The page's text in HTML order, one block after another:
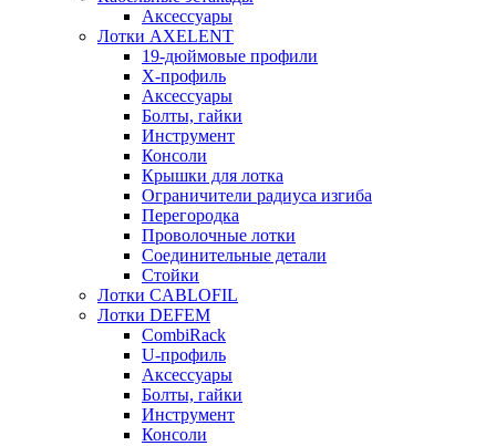
Аксессуары
Лотки AXELENT
19-дюймовые профили
X-профиль
Аксессуары
Болты, гайки
Инструмент
Консоли
Крышки для лотка
Ограничители радиуса изгиба
Перегородка
Проволочные лотки
Соединительные детали
Стойки
Лотки CABLOFIL
Лотки DEFEM
CombiRack
U-профиль
Аксессуары
Болты, гайки
Инструмент
Консоли